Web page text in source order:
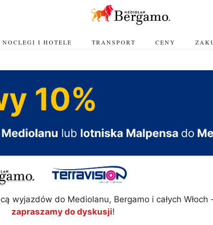
NOCLEGI I HOTELE TRANSPORT CENY
wyjazdów do Mediolanu, Bergamo i całych Włoch
zapraszamy do dyskusji!